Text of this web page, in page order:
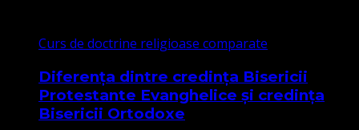
Curs de doctrine religioase comparate
Diferența dintre credința Bisericii
Protestante Evanghelice și credința
Bisericii Ortodoxe